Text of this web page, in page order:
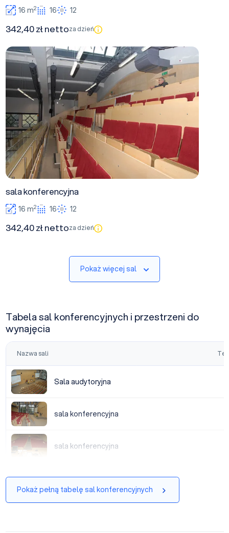
16 m2 16 12
342,40 zł nettoza dzień
sala konferencyjna
sala konferencyjna
16 m2 16 12
342,40 zł nettoza dzień
Pokaż więcej sal
Tabela sal konferencyjnych i przestrzeni do
wynajęcia
Nazwa sali
Sala audytoryjna
Sala audytoryjna
sala konferencyjna
sala konferencyjna
sala konferencyjna
sala konferencyjna
Pokaż pełną tabelę sal konferencyjnych